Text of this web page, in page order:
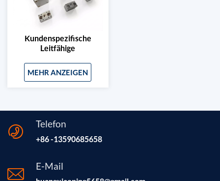
Kundenspezifische
Leitfähige
Zubehör Für Stromnetze
MEHR ANZEIGEN
Telefon
+86 -13590685658
E-Mail